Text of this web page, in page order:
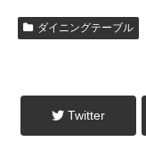
ダイニングテーブル
Twitter